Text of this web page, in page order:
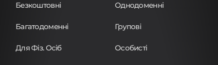
Безкоштовні Однодоменні
Багатодоменні Групові
Для Фіз. Осіб Особисті